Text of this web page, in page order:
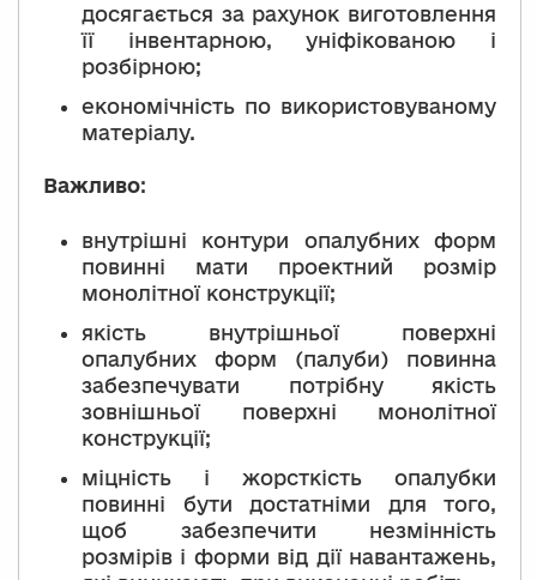
досягається за рахунок виготовлення
її інвентарною, уніфікованою і
розбірною;
економічність по використовуваному
матеріалу.
Важливо:
внутрішні контури опалубних форм
повинні мати проектний розмір
монолітної конструкції;
якість внутрішньої поверхні
опалубних форм (палуби) повинна
забезпечувати потрібну якість
зовнішньої поверхні монолітної
конструкції;
міцність і жорсткість опалубки
повинні бути достатніми для того,
щоб забезпечити незмінність
розмірів і форми від дії навантажень,